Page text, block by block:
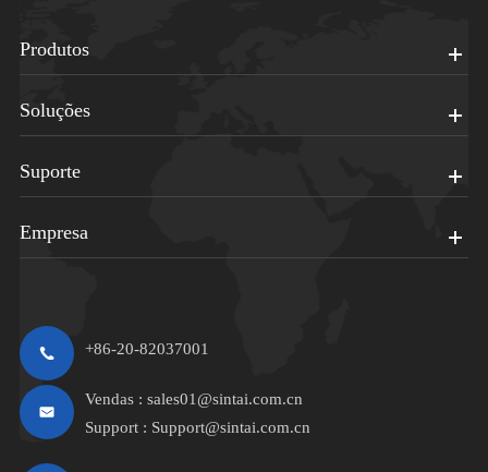
Produtos
Soluções
Suporte
Empresa
+86-20-82037001
Vendas : sales01@sintai.com.cn
Support : Support@sintai.com.cn